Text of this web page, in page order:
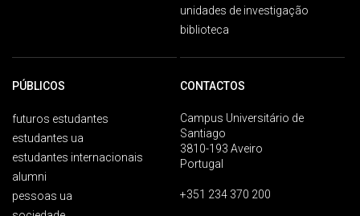
unidades de investigação
biblioteca
PÚBLICOS
futuros estudantes
estudantes ua
estudantes internacionais
alumni
pessoas ua
CONTACTOS
Campus Universitário de
Santiago
3810-193 Aveiro
Portugal
+351 234 370 200